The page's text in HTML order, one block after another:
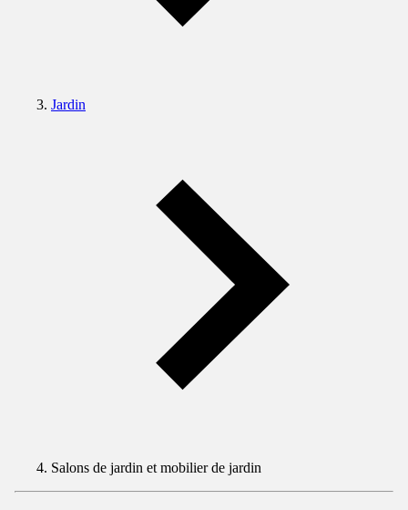
Jardin
Salons de jardin et mobilier de jardin